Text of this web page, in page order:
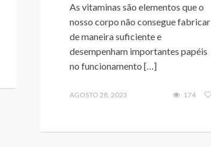
As vitaminas são elementos que o
nosso corpo não consegue fabricar
de maneira suficiente e
desempenham importantes papéis
no funcionamento […]
AGOSTO 28, 2023 174